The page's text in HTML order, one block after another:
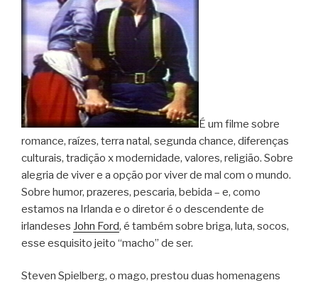
É um filme sobre
romance, raízes, terra natal, segunda chance, diferenças
culturais, tradição x modernidade, valores, religião. Sobre
alegria de viver e a opção por viver de mal com o mundo.
Sobre humor, prazeres, pescaria, bebida – e, como
estamos na Irlanda e o diretor é o descendente de
irlandeses John Ford, é também sobre briga, luta, socos,
esse esquisito jeito “macho” de ser.
Steven Spielberg, o mago, prestou duas homenagens